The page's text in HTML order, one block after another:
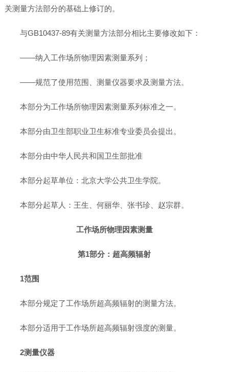
关测量方法部分的基础上修订的。
与GB10437-89有关测量方法部分相比主要修改如下：
——纳入工作场所物理因素测量系列；
——规范了使用范围、测量仪器要求及测量方法。
本部分为工作场所物理因素测量系列标准之一。
本部分由卫生部职业卫生标准专业委员会提出。
本部分由中华人民共和国卫生部批准
本部分起草单位：北京大学公共卫生学院。
本部分起草人：王生、何丽华、张书珍、赵宗群。
工作场所物理因素测量
第1部分：超高频辐射
1范围
本部分规定了工作场所超高频辐射的测量方法。
本部分适用于工作场所超高频辐射强度的测量。
2测量仪器